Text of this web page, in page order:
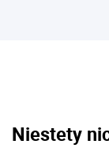
Niestety